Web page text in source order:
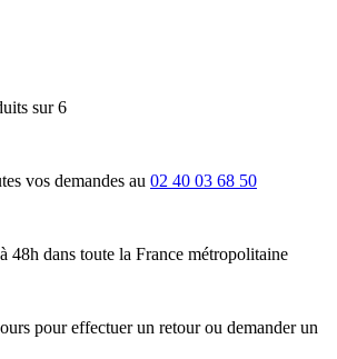
sur 6
vos demandes au 02 40 03 68 50
48h dans toute la France métropolitaine
pour effectuer un retour ou demander un